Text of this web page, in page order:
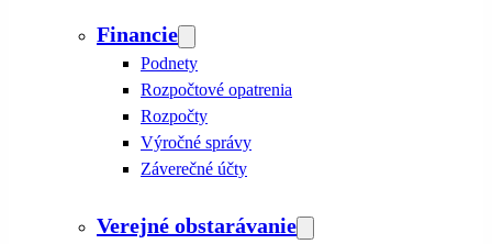
Financie
Podnety
Rozpočtové opatrenia
Rozpočty
Výročné správy
Záverečné účty
Verejné obstarávanie